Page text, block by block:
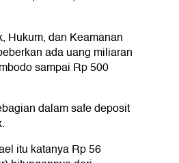
Hukum, dan Keamanan
ada uang miliaran
sampai Rp 500
dalam safe deposit
itu katanya Rp 56